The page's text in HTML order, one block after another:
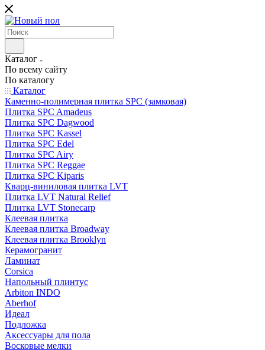
Каталог
По всему сайту
По каталогу
Каталог
Каменно-полимерная плитка SPC (замковая)
Плитка SPC Amadeus
Плитка SPC Dagwood
Плитка SPC Kassel
Плитка SPC Edel
Плитка SPC Airy
Плитка SPC Reggae
Плитка SPC Kiparis
Кварц-виниловая плитка LVT
Плитка LVT Natural Relief
Плитка LVT Stonecarp
Клеевая плитка
Клеевая плитка Broadway
Клеевая плитка Brooklyn
Керамогранит
Ламинат
Corsica
Напольный плинтус
Arbiton INDO
Aberhof
Идеал
Подложка
Аксессуары для пола
Восковые мелки